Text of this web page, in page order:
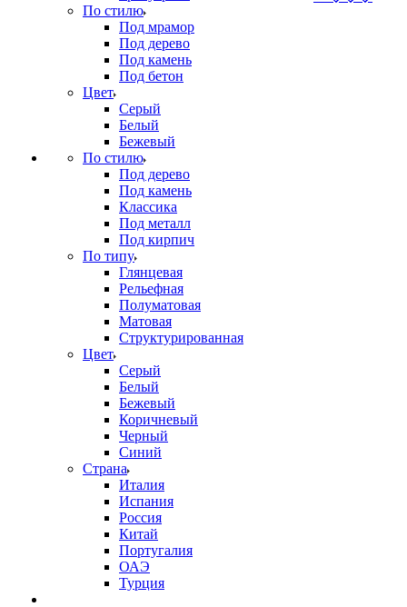
По стилю
Под мрамор
Под дерево
Под камень
Под бетон
Цвет
Серый
Белый
Бежевый
По стилю
Под дерево
Под камень
Классика
Под металл
Под кирпич
По типу
Глянцевая
Рельефная
Полуматовая
Матовая
Структурированная
Цвет
Серый
Белый
Бежевый
Коричневый
Черный
Синий
Страна
Италия
Испания
Россия
Китай
Португалия
ОАЭ
Турция